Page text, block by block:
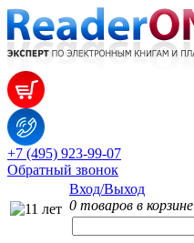
+7 (495) 923-99-07
Обратный звонок
Вход/Выход
0 товаров в корзине